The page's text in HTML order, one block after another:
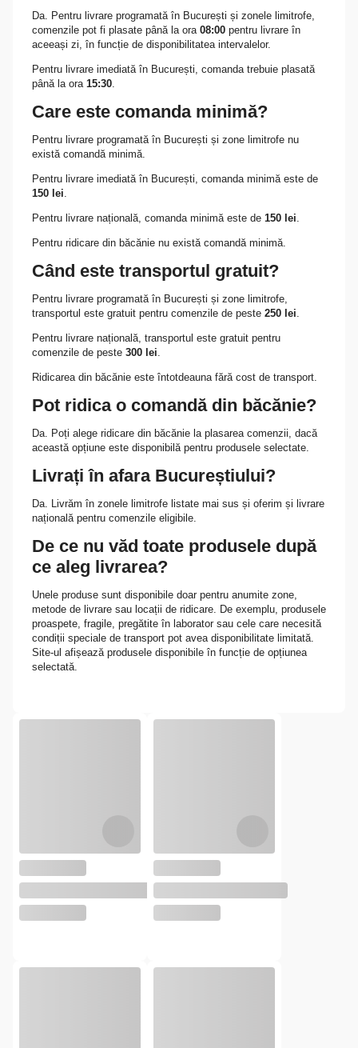
Da. Pentru livrare programată în București și zonele limitrofe,
comenzile pot fi plasate până la ora 08:00 pentru livrare în
aceeași zi, în funcție de disponibilitatea intervalelor.
Pentru livrare imediată în București, comanda trebuie plasată
până la ora 15:30.
Care este comanda minimă?
Pentru livrare programată în București și zone limitrofe nu
există comandă minimă.
Pentru livrare imediată în București, comanda minimă este de
150 lei.
Pentru livrare națională, comanda minimă este de 150 lei.
Pentru ridicare din băcănie nu există comandă minimă.
Când este transportul gratuit?
Pentru livrare programată în București și zone limitrofe,
transportul este gratuit pentru comenzile de peste 250 lei.
Pentru livrare națională, transportul este gratuit pentru
comenzile de peste 300 lei.
Ridicarea din băcănie este întotdeauna fără cost de transport.
Pot ridica o comandă din băcănie?
Da. Poți alege ridicare din băcănie la plasarea comenzii, dacă
această opțiune este disponibilă pentru produsele selectate.
Livrați în afara Bucureștiului?
Da. Livrăm în zonele limitrofe listate mai sus și oferim și livrare
națională pentru comenzile eligibile.
De ce nu văd toate produsele după
ce aleg livrarea?
Unele produse sunt disponibile doar pentru anumite zone,
metode de livrare sau locații de ridicare. De exemplu, produsele
proaspete, fragile, pregătite în laborator sau cele care necesită
condiții speciale de transport pot avea disponibilitate limitată.
Site-ul afișează produsele disponibile în funcție de opțiunea
selectată.